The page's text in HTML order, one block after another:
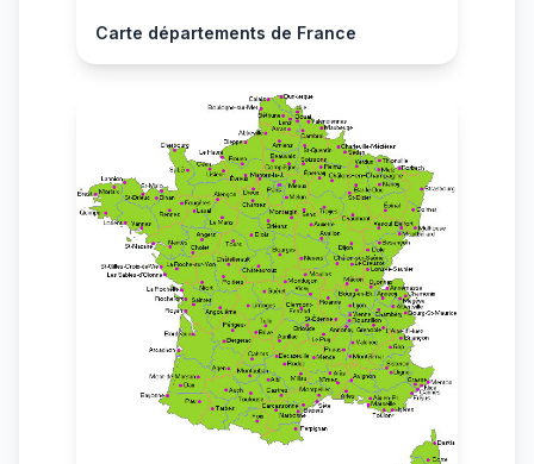
Carte départements de France